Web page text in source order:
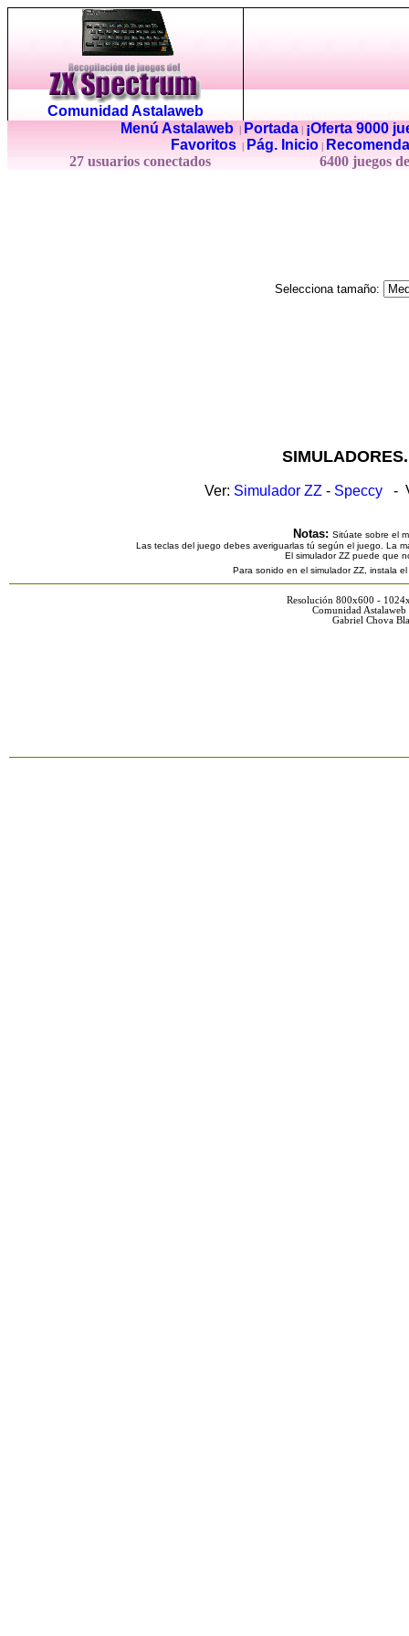
Comunidad Astalaweb
Menú Astalaweb| Portada|
¡Oferta 9000
Favoritos
Pág. Inicio
27 usuarios conectados
6400 juegos
Selecciona tamaño:
Ver: Simulador ZZ - Speccy -
Notas: Sitúate sobre el
Las teclas del juego debes averiguarlas tú según el juego. La
El simulador ZZ puede que
Para sonido en el simulador ZZ, instala
Resolución 800x600 -
Comunidad
Gabriel Chova